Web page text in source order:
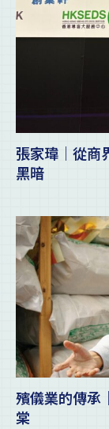
張家瑋｜從商
黑暗
殯儀業的傳承
棠